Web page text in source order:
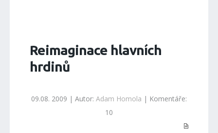
Reimaginace hlavních
hrdinů
09.08. 2009 | Autor: Adam Homola | Komentáře:
10